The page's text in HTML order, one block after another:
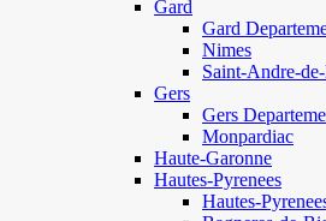
Gard
Gard
Nimes
Saint-Andre-
Gers
Gers
Monpardiac
Haute-Garonne
Hautes-Pyrenees
Hautes-